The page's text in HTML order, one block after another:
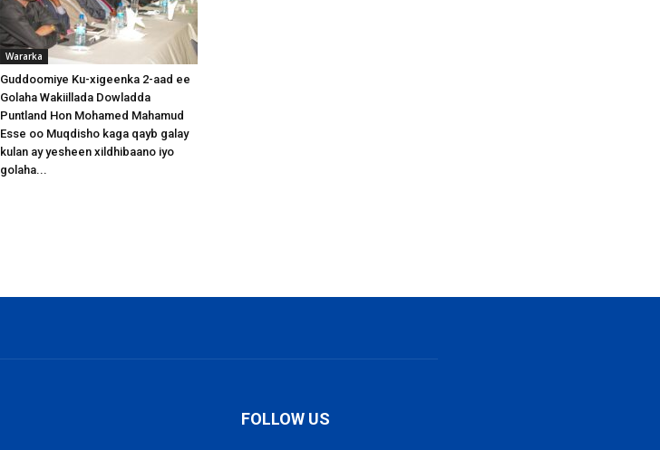
Wararka
Guddoomiye Ku-xigeenka 2-aad ee
Golaha Wakiillada Dowladda
Puntland Hon Mohamed Mahamud
Esse oo Muqdisho kaga qayb galay
kulan ay yesheen xildhibaano iyo
golaha...
FOLLOW US